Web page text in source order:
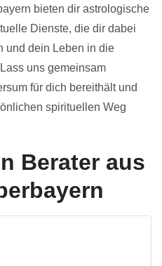
bieten dir astrologische
Dienste, die dir dabei
und dein Leben in die
uns gemeinsam
für dich bereithält und
spirituellen Weg
Berater aus